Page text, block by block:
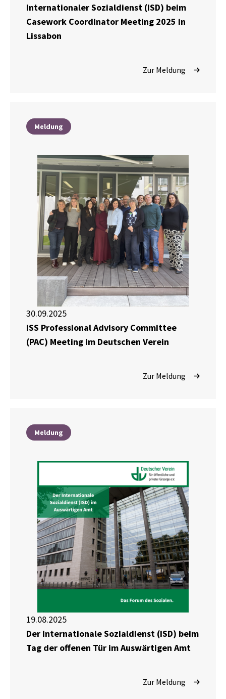
Internationaler Sozialdienst (ISD) beim
Casework Coordinator Meeting 2025 in
Lissabon
Zur Meldung
Meldung
30.09.2025
ISS Professional Advisory Committee
(PAC) Meeting im Deutschen Verein
Zur Meldung
Meldung
19.08.2025
Der Internationale Sozialdienst (ISD) beim
Tag der offenen Tür im Auswärtigen Amt
Zur Meldung